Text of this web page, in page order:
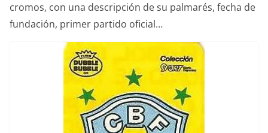
cromos, con una descripción de su palmarés, fecha de
fundación, primer partido oficial…